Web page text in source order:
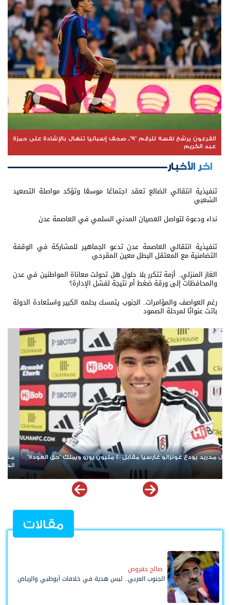
الفرعون يرشح نفسه للرقم "9".. صحف إسبانيا تنهال بالإشادة على حمزة
عبد الكريم
اخر الأخبار
تنفيذية انتقالي الضالع تعقد اجتماعًا موسعًا وتؤكد مواصلة التصعيد
الشعبي
نداء ودعوة لتواصل العصيان المدني السلمي في العاصمة عدن
تنفيذية انتقالي العاصمة عدن تدعو الجماهير للمشاركة في الوقفة
التضامنية مع المعتقل البطل معين المقرحي
الغاز المنزلي.. أزمة تتكرر بلا حلول هل تحولت معاناة المواطنين في عدن
والمحافظات إلى ورقة ضغط أم نتيجة لفشل الإدارة؟
رغم العواصف والمؤامرات.. الجنوب يتمسك بحلمه الكبير واستعادة الدولة
باتت عنوانًا لمرحلة الصمود
منافس إسباني يهدد طموح برشلونة في ضم عز الدين أوناحي هل تتم
الصفقة مقابل 10 ملايين يورو؟
مقالات
صالح حقروص
الجنوب العربي.. ليس هدية في خلافات أبوظبي والرياض